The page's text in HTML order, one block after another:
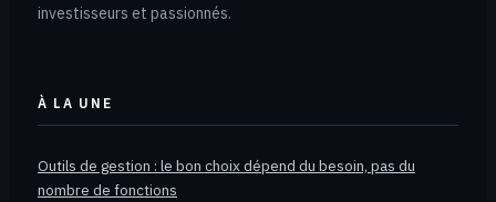
investisseurs et passionnés.
À LA UNE
Outils de gestion : le bon choix dépend du besoin, pas du
nombre de fonctions